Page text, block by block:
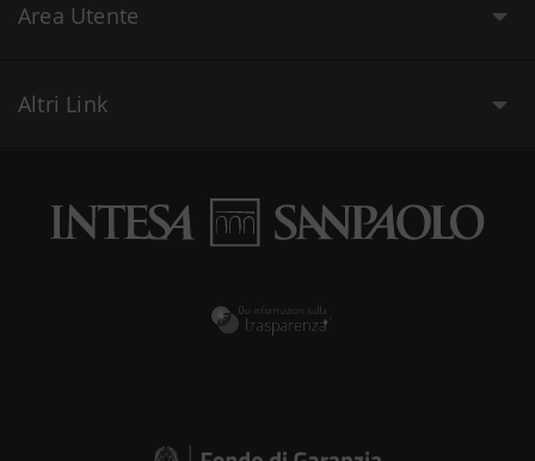
Area Utente
Altri Link